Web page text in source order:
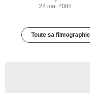
28 mai 2008
Toute sa filmographie